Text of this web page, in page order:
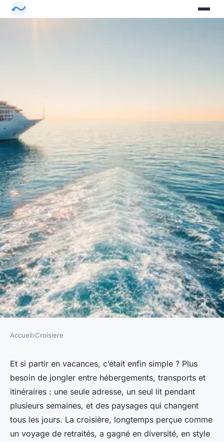
Top 5 croisières à découvrir
absolument en 2023
Ludmilla•07/04/2026 12:01•8 min de lecture
Accueil›Croisiere
Et si partir en vacances, c’était enfin simple ? Plus
besoin de jongler entre hébergements, transports et
itinéraires : une seule adresse, un seul lit pendant
plusieurs semaines, et des paysages qui changent
tous les jours. La croisière, longtemps perçue comme
un voyage de retraités, a gagné en diversité, en style